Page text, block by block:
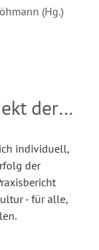
(Hg.)
der
individuell,
der
- für alle,